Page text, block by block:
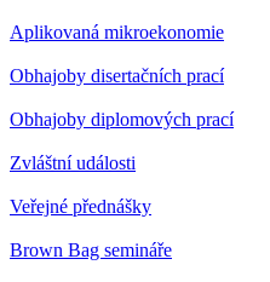
Aplikovaná mikroekonomie
Obhajoby disertačních prací
Obhajoby diplomových prací
Zvláštní události
Veřejné přednášky
Brown Bag semináře